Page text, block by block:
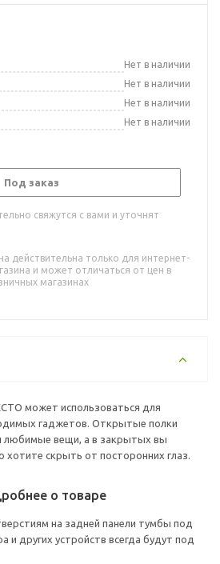
Нет в наличии
Нет в наличии
Нет в наличии
Нет в наличии
Под заказ
свяжутся с вами и уточнят
действительна только для интернет-
и может отличаться от цен в
магазинах
может использоваться для
гаджетов. Открытые полки
вещи, а в закрытых вы
скрыть от посторонних глаз.
о товаре
на задней панели тумбы под
и других устройств всегда будут под